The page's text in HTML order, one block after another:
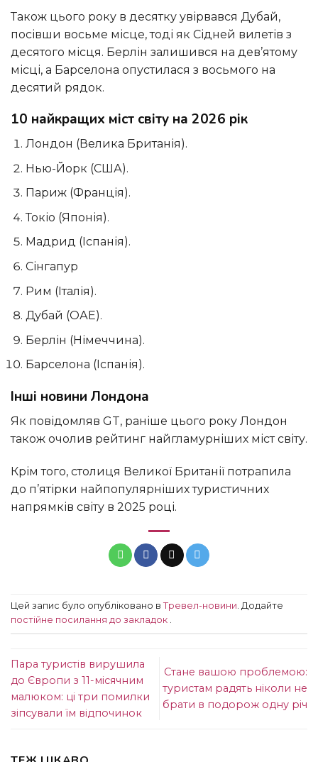
Також цього року в десятку увірвався Дубай,
посівши восьме місце, тоді як Сідней вилетів з
десятого місця. Берлін залишився на дев’ятому
місці, а Барселона опустилася з восьмого на
десятий рядок.
10 найкращих міст світу на 2026 рік
Лондон (Велика Британія).
Нью-Йорк (США).
Париж (Франція).
Токіо (Японія).
Мадрид (Іспанія).
Сінгапур
Рим (Італія).
Дубай (ОАЕ).
Берлін (Німеччина).
Барселона (Іспанія).
Інші новини Лондона
Як повідомляв GT, раніше цього року Лондон
також очолив рейтинг найгламурніших міст світу.
Крім того, столиця Великої Британії потрапила
до п’ятірки найпопулярніших туристичних
напрямків світу в 2025 році.
Цей запис було опубліковано в Тревел-новини . Додайте
постійне посилання до закладок
Пара туристів вирушила
до Європи з 11-місячним
малюком: ці три помилки
зіпсували їм відпочинок
Стане вашою проблемою:
туристам радять ніколи не
брати в подорож одну річ